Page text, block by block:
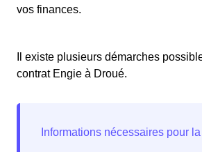
vos finances.
Il existe plusieurs démarches
contrat Engie à Droué.